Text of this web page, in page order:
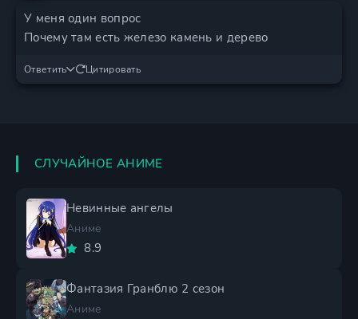
У меня один вопрос
Почему там есть железо камень и дерево
Ответить Цитировать
СЛУЧАЙНОЕ АНИМЕ
Невинные ангелы
Аниме
8.9
Фантазия Гранблю 2 сезон
Аниме